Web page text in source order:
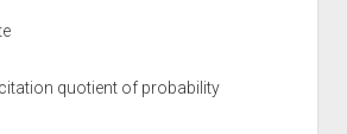
quotient of probability